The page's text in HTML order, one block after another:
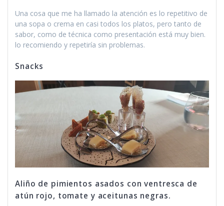
Una cosa que me ha llamado la atención es lo repetitivo de
una sopa o crema en casi todos los platos, pero tanto de
sabor, como de técnica como presentación está muy bien.
lo recomiendo y repetiría sin problemas.
Snacks
Aliño de pimientos asados con ventresca de
atún rojo, tomate y aceitunas negras.